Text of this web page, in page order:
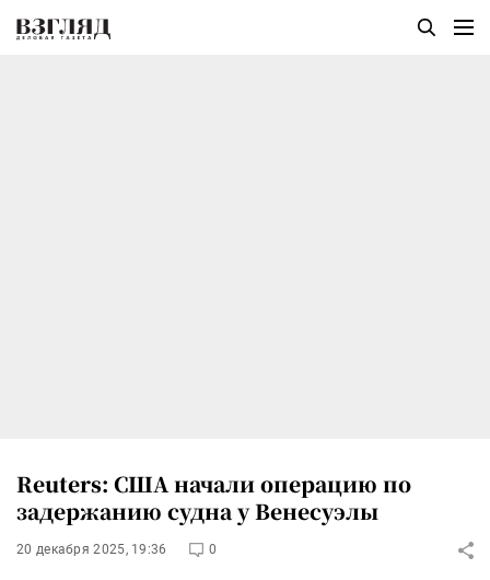
Reuters: США начали операцию по
задержанию судна у Венесуэлы
20 декабря 2025, 19:36 0